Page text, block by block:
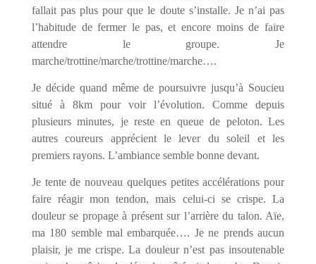
fallait pas plus pour que le doute s’installe. Je n’ai pas
l’habitude de fermer le pas, et encore moins de faire
attendre le groupe. Je
marche/trottine/marche/trottine/marche….
Je décide quand même de poursuivre jusqu’à Soucieu
situé à 8km pour voir l’évolution. Comme depuis
plusieurs minutes, je reste en queue de peloton. Les
autres coureurs apprécient le lever du soleil et les
premiers rayons. L’ambiance semble bonne devant.
Je tente de nouveau quelques petites accélérations pour
faire réagir mon tendon, mais celui-ci se crispe. La
douleur se propage à présent sur l’arrière du talon. Aïe,
ma 180 semble mal embarquée…. Je ne prends aucun
plaisir, je me crispe. La douleur n’est pas insoutenable